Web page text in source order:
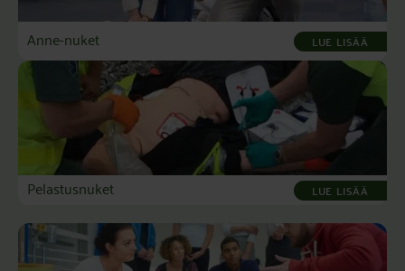
Anne-nuket LUE LISÄÄ
Pelastusnuket LUE LISÄÄ